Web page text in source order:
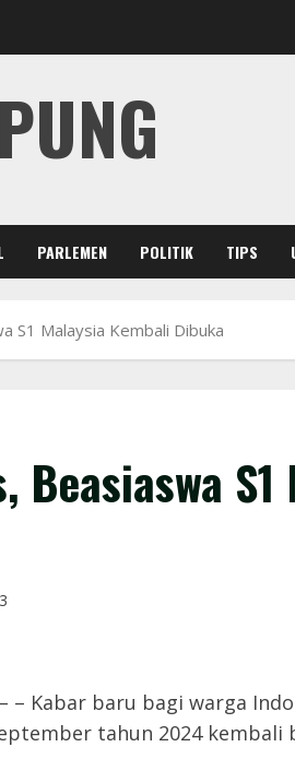
PARLEMEN POLITIK TIPS
S1 Malaysia Kembali Dibuka
S1
Kabar baru bagi warga
tahun 2024